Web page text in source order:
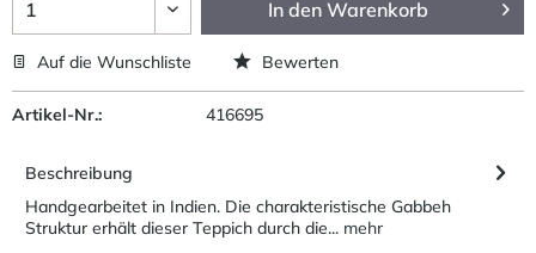
In den Warenkorb
Auf die Wunschliste Bewerten
Artikel-Nr.: 416695
Beschreibung
Handgearbeitet in Indien. Die charakteristische Gabbeh
Struktur erhält dieser Teppich durch die... mehr